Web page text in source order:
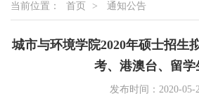
当前位置： 首页 > 通知公告
城市与环境学院2020年硕士招生
考、港澳台、留学
发布时间：2020-05-